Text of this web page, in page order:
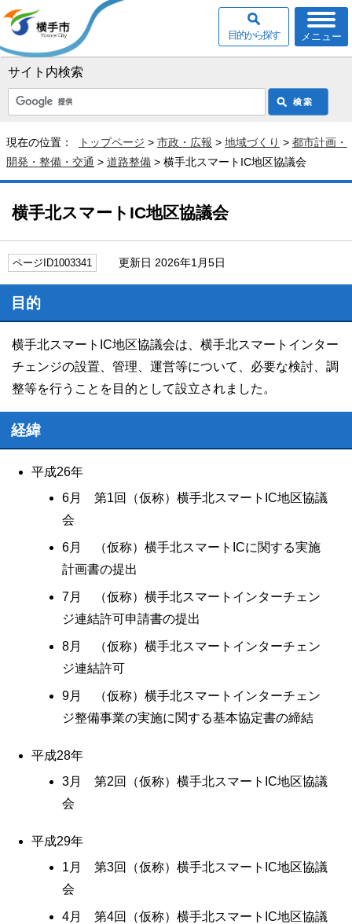
サイト内検索
メニュー
目的から探す
現在の位置： トップページ > 市政・広報 > 地域づくり > 都市計画・
開発・整備・交通 > 道路整備 > 横手北スマートIC地区協議会
横手北スマートIC地区協議会
ページID1003341 更新日 2026年1月5日
目的
横手北スマートIC地区協議会は、横手北スマートインター
チェンジの設置、管理、運営等について、必要な検討、調
整等を行うことを目的として設立されました。
経緯
平成26年
6月 第1回（仮称）横手北スマートIC地区協議
会
6月 （仮称）横手北スマートICに関する実施
計画書の提出
7月 （仮称）横手北スマートインターチェン
ジ連結許可申請書の提出
8月 （仮称）横手北スマートインターチェン
ジ連結許可
9月 （仮称）横手北スマートインターチェン
ジ整備事業の実施に関する基本協定書の締結
平成28年
3月 第2回（仮称）横手北スマートIC地区協議
会
平成29年
1月 第3回（仮称）横手北スマートIC地区協議
会
4月 第4回（仮称）横手北スマートIC地区協議